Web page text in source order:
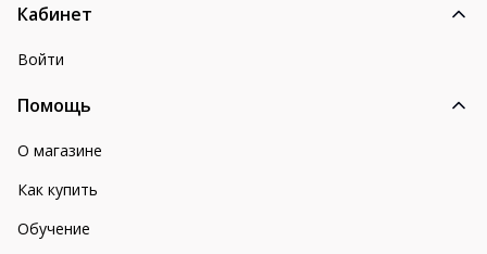
Кабинет
Войти
Помощь
О магазине
Как купить
Обучение